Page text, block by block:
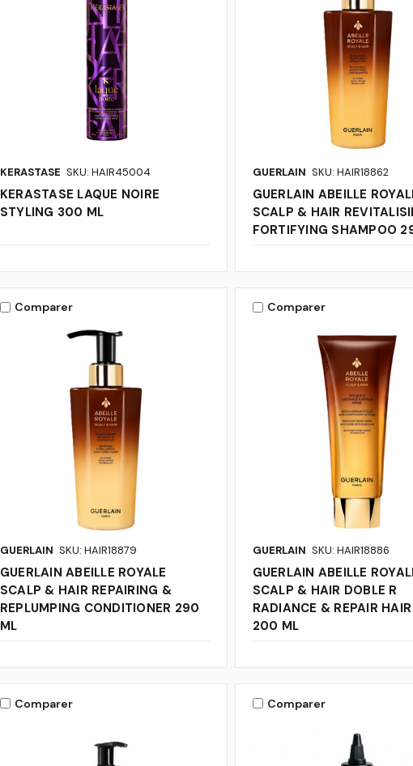
KERASTASE SKU: HAIR45004
KERASTASE LAQUE NOIRE
STYLING 300 ML
GUERLAIN SKU: HAIR18862
GUERLAIN ABEILLE
SCALP & HAIR
FORTIFYING SHAMPOO
Comparer
GUERLAIN SKU: HAIR18879
GUERLAIN ABEILLE ROYALE
SCALP & HAIR REPAIRING &
REPLUMPING CONDITIONER 290
ML
Comparer
GUERLAIN SKU: HAIR18886
GUERLAIN ABEILLE
SCALP & HAIR DOBLE R
RADIANCE & REPAIR
200 ML
Comparer Comparer